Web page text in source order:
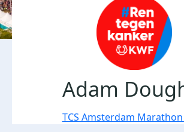
Adam
TCS Amsterdam